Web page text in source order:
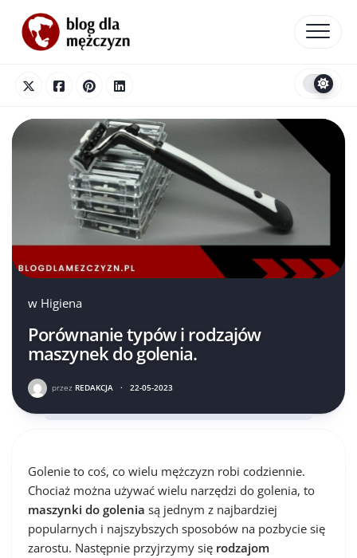
content
w Higiena
Porównanie typów i rodzajów
maszynek do golenia.
przez REDAKCJA · 22-05-2023
Golenie to coś, co wielu mężczyzn robi codziennie.
Chociaż można używać wielu narzędzi do golenia, to
maszynki do golenia są jednym z najbardziej
popularnych i najszybszych sposobów na pozbycie się
zarostu. Następnie przyjrzymy się rodzajom